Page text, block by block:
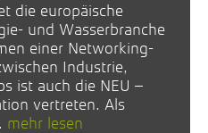
die europäische
und Wasserbranche
einer Networking-
Industrie,
ist auch die NEU –
vertreten. Als
mehr lesen